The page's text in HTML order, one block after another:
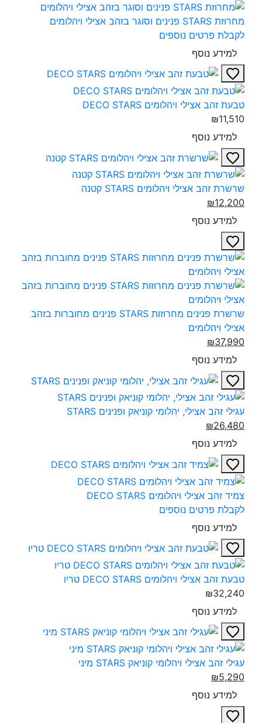
מחרוזת STARS פנינים וסוגר בזהב אצילי ויהלומים‎
לקבלת פרטים נוספים
למידע נוסף
טבעת זהב אצילי ויהלומים DECO STARS‎
₪11,510
למידע נוסף
שרשרת זהב אצילי ויהלומים STARS קטנה‎
₪12,200
למידע נוסף
שרשרת פנינים מחרוזות STARS פנינים מחוברות בזהב
אצילי ויהלומים‎
₪37,990
למידע נוסף
עגילי זהב אצילי, יהלומי קוניאק ופנינים STARS‎
₪26,480
למידע נוסף
צמיד זהב אצילי ויהלומים DECO STARS‎
לקבלת פרטים נוספים
למידע נוסף
טבעת זהב אצילי ויהלומים DECO STARS טריו‎
₪32,240
למידע נוסף
עגילי זהב אצילי ויהלומי קוניאק STARS מיני‎
₪5,290
למידע נוסף